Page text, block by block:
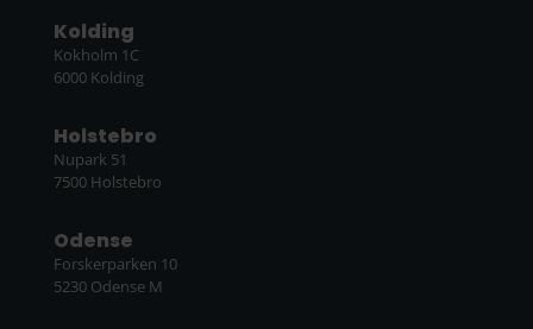
Kolding
Kokholm 1C
6000 Kolding
Holstebro
Nupark 51
7500 Holstebro
Odense
Forskerparken 10
5230 Odense M